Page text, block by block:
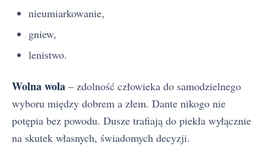
nieumiarkowanie,
gniew,
lenistwo.
Wolna wola – zdolność człowieka do samodzielnego
wyboru między dobrem a złem. Dante nikogo nie
potępia bez powodu. Dusze trafiają do piekła wyłącznie
na skutek własnych, świadomych decyzji.